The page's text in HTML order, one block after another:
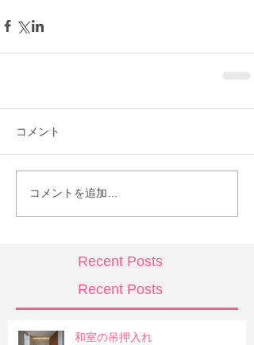
コメント
コメントを追加…
Recent Posts
Recent Posts
和室の吊押入れ